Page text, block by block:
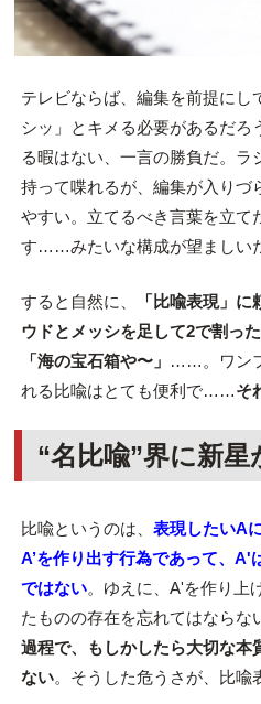
テレビならば、編集を前提にし
シッ」とキメる必要があるだろ
る暇はない、一言の勝負だ。ラ
持って喋れるが、編集が入りづ
やすい。立てるべき言葉を立て
す……みたいな構成が望ましい
すると自然に、 「比喩表現」に
ウドとメッシを足して2で割っ
「海の宝石箱や〜」 ……。ワン
れる比喩はとても便利で……そ
“名比喩”界に新星
比喩というのは、 表現したいA
A’を作り出す行為であって、
ではない。ゆえに、A'を作り上
たものの存在を忘れてはならな
過程で、もしかしたら大切な本
ない。そうした危うさが、比喩